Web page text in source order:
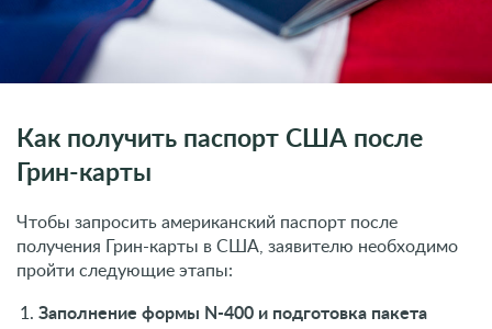
Как получить паспорт США после
Грин-карты
Чтобы запросить американский паспорт после
получения Грин-карты в США, заявителю необходимо
пройти следующие этапы:
Заполнение формы N-400 и подготовка пакета